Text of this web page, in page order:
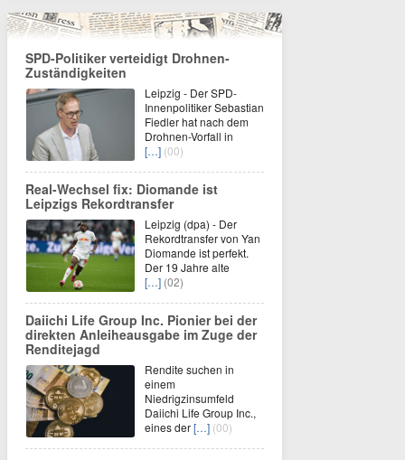
SPD-Politiker verteidigt Drohnen-
Zuständigkeiten
Leipzig - Der SPD-
Innenpolitiker Sebastian
Fiedler hat nach dem
Drohnen-Vorfall in
[…] (00)
Real-Wechsel fix: Diomande ist
Leipzigs Rekordtransfer
Leipzig (dpa) - Der
Rekordtransfer von Yan
Diomande ist perfekt.
Der 19 Jahre alte
[…] (02)
Daiichi Life Group Inc. Pionier bei der
direkten Anleiheausgabe im Zuge der
Renditejagd
Rendite suchen in
einem
Niedrigzinsumfeld
Daiichi Life Group Inc.,
eines der[…] (00)